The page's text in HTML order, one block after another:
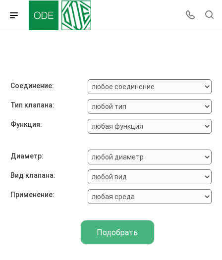
Соединение:
Тип клапана:
Функция:
Диаметр:
Вид клапана:
Применение: